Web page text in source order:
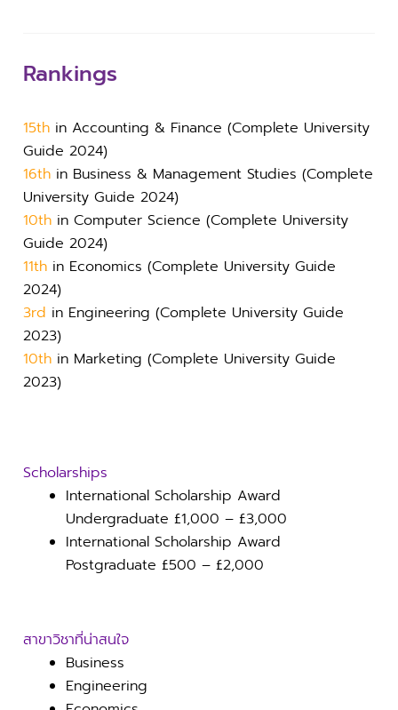
Rankings
15th in Accounting & Finance (Complete University
Guide 2024)
16th in Business & Management Studies (Complete
University Guide 2024)
10th in Computer Science (Complete University
Guide 2024)
11th in Economics (Complete University Guide
2024)
3rd in Engineering (Complete University Guide
2023)
10th in Marketing (Complete University Guide
2023)
Scholarships
International Scholarship Award
Undergraduate £1,000 – £3,000
International Scholarship Award
Postgraduate £500 – £2,000
สาขาวิชาที่น่าสนใจ
Business
Engineering